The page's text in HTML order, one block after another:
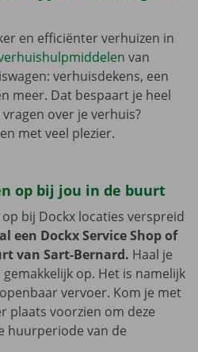
en efficiënter verhuizen in
van
verhuisdekens, een
meer. Dat bespaart je heel
over je verhuis?
met veel plezier.
op bij jou in de buurt
bij Dockx locaties verspreid
een Dockx Service Shop of
van Sart-Bernard. Haal je
op. Het is namelijk
vervoer. Kom je met
plaats voorzien om deze
huurperiode van de